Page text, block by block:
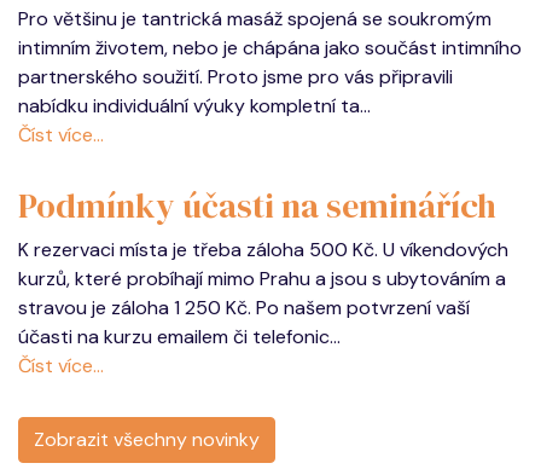
Pro většinu je tantrická masáž spojená se soukromým
intimním životem, nebo je chápána jako součást intimního
partnerského soužití. Proto jsme pro vás připravili
nabídku individuální výuky kompletní ta...
Číst více...
Podmínky účasti na seminářích
K rezervaci místa je třeba záloha 500 Kč. U víkendových
kurzů, které probíhají mimo Prahu a jsou s ubytováním a
stravou je záloha 1 250 Kč. Po našem potvrzení vaší
účasti na kurzu emailem či telefonic...
Číst více...
Zobrazit všechny novinky